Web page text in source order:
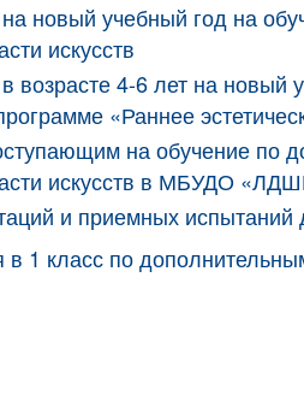
новый учебный год на
искусств
возрасте 4-6 лет на
«Раннее
на обучение по
искусств в МБУДО
и приемных
в 1 класс по